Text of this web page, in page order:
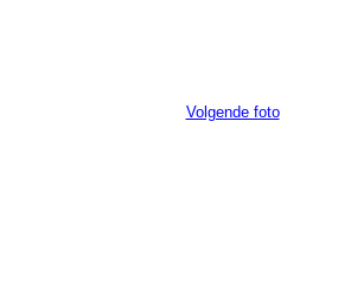
Volgende foto